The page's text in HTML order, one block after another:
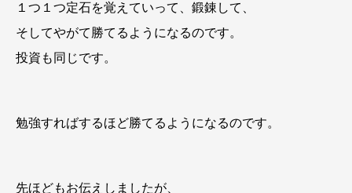
１つ１つ定石を覚えていって、鍛錬して、
そしてやがて勝てるようになるのです。
投資も同じです。
勉強すればするほど勝てるようになるのです。
先ほどもお伝えしましたが、